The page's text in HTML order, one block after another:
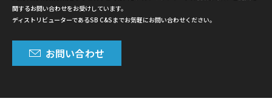
関するお問い合わせをお受けしています。
ディストリビューターであるSB C&Sまでお気軽にお問い合わせください。
お問い合わせ